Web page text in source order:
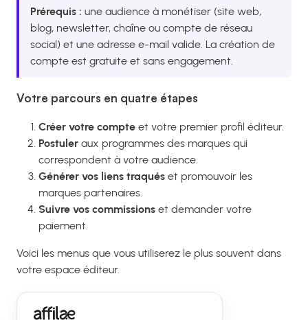
Prérequis : une audience à monétiser (site web,
blog, newsletter, chaîne ou compte de réseau
social) et une adresse e-mail valide. La création de
compte est gratuite et sans engagement.
Votre parcours en quatre étapes
Créer votre compte et votre premier profil éditeur.
Postuler aux programmes des marques qui
correspondent à votre audience.
Générer vos liens traqués et promouvoir les
marques partenaires.
Suivre vos commissions et demander votre
paiement.
Voici les menus que vous utiliserez le plus souvent dans
votre espace éditeur.